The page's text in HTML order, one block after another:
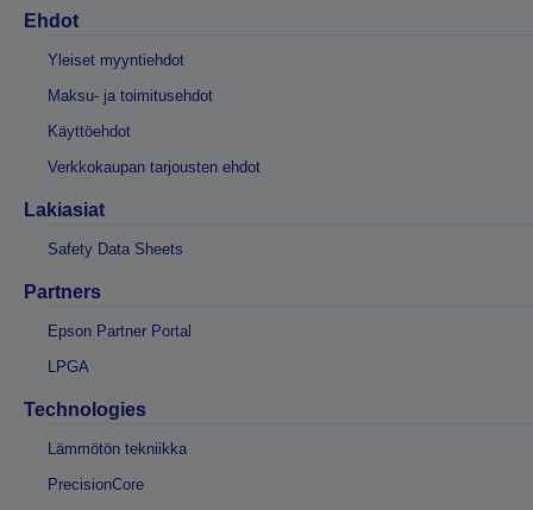
Ehdot
Yleiset myyntiehdot
Maksu- ja toimitusehdot
Käyttöehdot
Verkkokaupan tarjousten ehdot
Lakiasiat
Safety Data Sheets
Partners
Epson Partner Portal
LPGA
Technologies
Lämmötön tekniikka
PrecisionCore